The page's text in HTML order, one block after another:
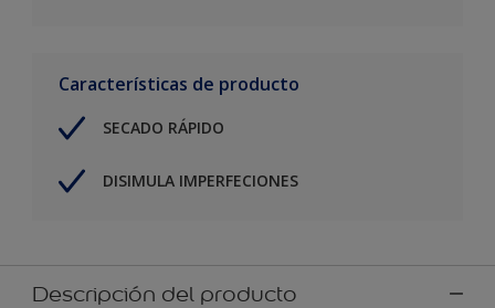
Características de producto
SECADO RÁPIDO
DISIMULA IMPERFECIONES
Descripción del producto